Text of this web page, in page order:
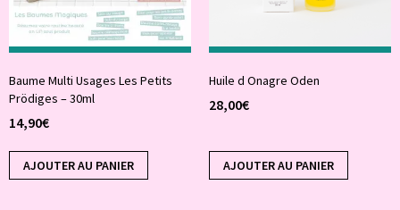
Baume Multi Usages Les Petits
Prödiges – 30ml
14,90€
AJOUTER AU PANIER
Huile d Onagre Oden
28,00€
AJOUTER AU PANIER